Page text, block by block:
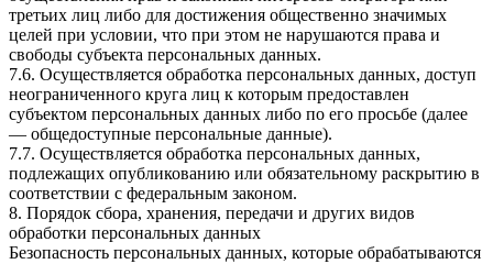
третьих лиц либо для достижения общественно значимых
целей при условии, что при этом не нарушаются права и
свободы субъекта персональных данных.
7.6. Осуществляется обработка персональных данных, доступ
неограниченного круга лиц к которым предоставлен
субъектом персональных данных либо по его просьбе (далее
— общедоступные персональные данные).
7.7. Осуществляется обработка персональных данных,
подлежащих опубликованию или обязательному раскрытию в
соответствии с федеральным законом.
8. Порядок сбора, хранения, передачи и других видов
обработки персональных данных
Безопасность персональных данных, которые обрабатываются